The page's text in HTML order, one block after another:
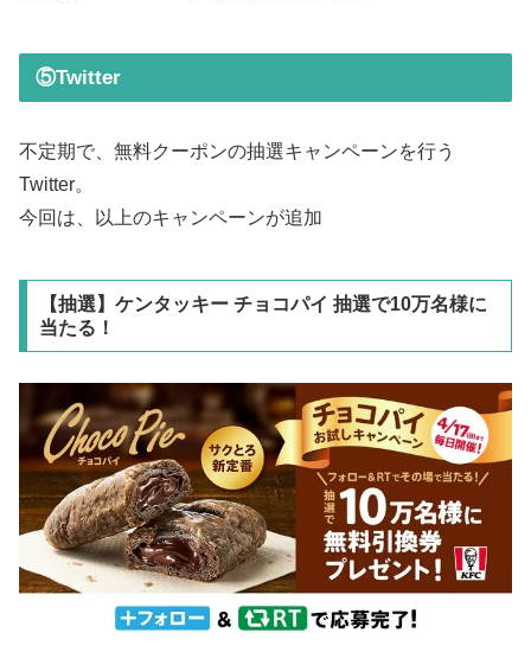
⑤Twitter
不定期で、無料クーポンの抽選キャンペーンを行う
Twitter。
今回は、以上のキャンペーンが追加
【抽選】ケンタッキー チョコパイ 抽選で10万名様に
当たる！